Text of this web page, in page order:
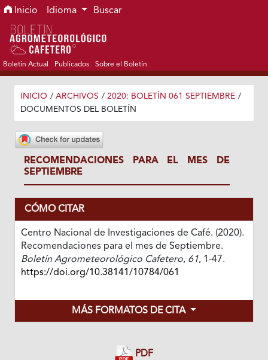
Ir al menú de navegación principal
Ir al contenido principal
Ir al pie de página del sitio
Inicio Idioma Buscar
Boletín Actual Publicados Sobre el Boletín
INICIO / ARCHIVOS / 2020: BOLETÍN 061 SEPTIEMBRE /
DOCUMENTOS DEL BOLETÍN
RECOMENDACIONES PARA EL MES DE
SEPTIEMBRE
CÓMO CITAR
Centro Nacional de Investigaciones de Café. (2020).
Recomendaciones para el mes de Septiembre.
Boletín Agrometeorológico Cafetero, 61, 1-47.
https://doi.org/10.38141/10784/061
MÁS FORMATOS DE CITA
PDF